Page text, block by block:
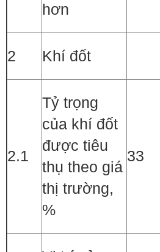
hơn
2 Khí đốt
2.1
Tỷ trọng
của khí đốt
được tiêu
thụ theo giá
thị trường,
%
33